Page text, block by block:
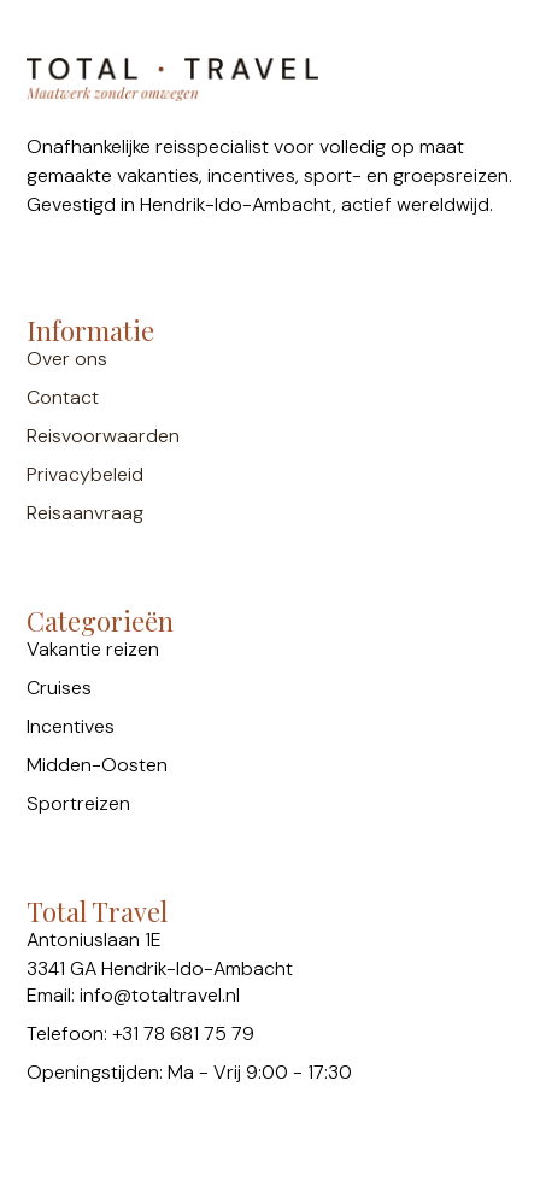
Onafhankelijke reisspecialist voor volledig op maat
gemaakte vakanties, incentives, sport- en groepsreizen.
Gevestigd in Hendrik-Ido-Ambacht, actief wereldwijd.
Categorieën
Vakantie reizen
Cruises
Incentives
Midden-Oosten
Sportreizen
Informatie
Over ons
Contact
Reisvoorwaarden
Privacybeleid
Reisaanvraag
Total Travel
Antoniuslaan 1E
3341 GA Hendrik-Ido-Ambacht
Email: info@totaltravel.nl
Telefoon: +31 78 681 75 79
Openingstijden: Ma - Vrij 9:00 - 17:30